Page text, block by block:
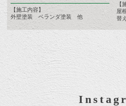
【施工内容】
外壁塗装 ベランダ塗装 他
【
屋
替